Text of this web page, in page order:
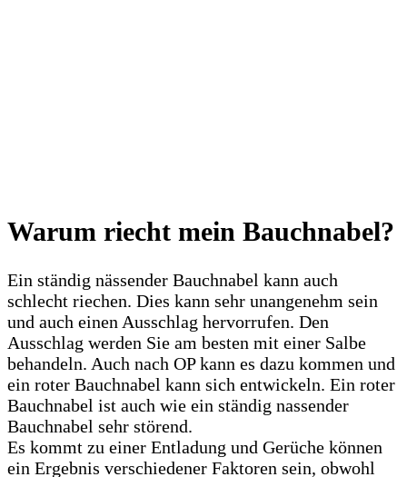
Warum riecht mein Bauchnabel?
Ein ständig nässender Bauchnabel kann auch
schlecht riechen. Dies kann sehr unangenehm sein
und auch einen Ausschlag hervorrufen. Den
Ausschlag werden Sie am besten mit einer Salbe
behandeln. Auch nach OP kann es dazu kommen und
ein roter Bauchnabel kann sich entwickeln. Ein roter
Bauchnabel ist auch wie ein ständig nassender
Bauchnabel sehr störend.
Es kommt zu einer Entladung und Gerüche können
ein Ergebnis verschiedener Faktoren sein, obwohl